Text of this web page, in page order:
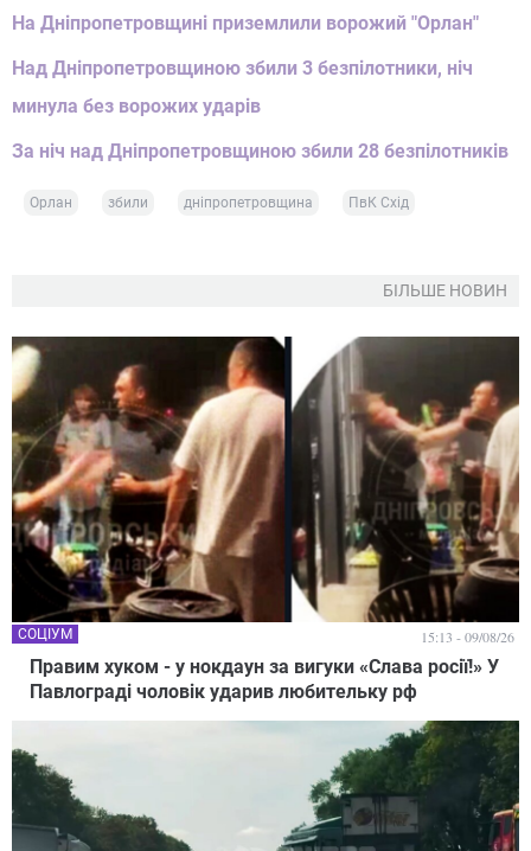
На Дніпропетровщині приземлили ворожий "Орлан"
Над Дніпропетровщиною збили 3 безпілотники, ніч
минула без ворожих ударів
За ніч над Дніпропетровщиною збили 28 безпілотників
Орлан збили дніпропетровщина ПвК Схід
БІЛЬШЕ НОВИН
Правим хуком - у нокдаун за вигуки «Слава росії!» У
Павлограді чоловік ударив любительку рф
СОЦІУМ 15:13 - 09/08/26